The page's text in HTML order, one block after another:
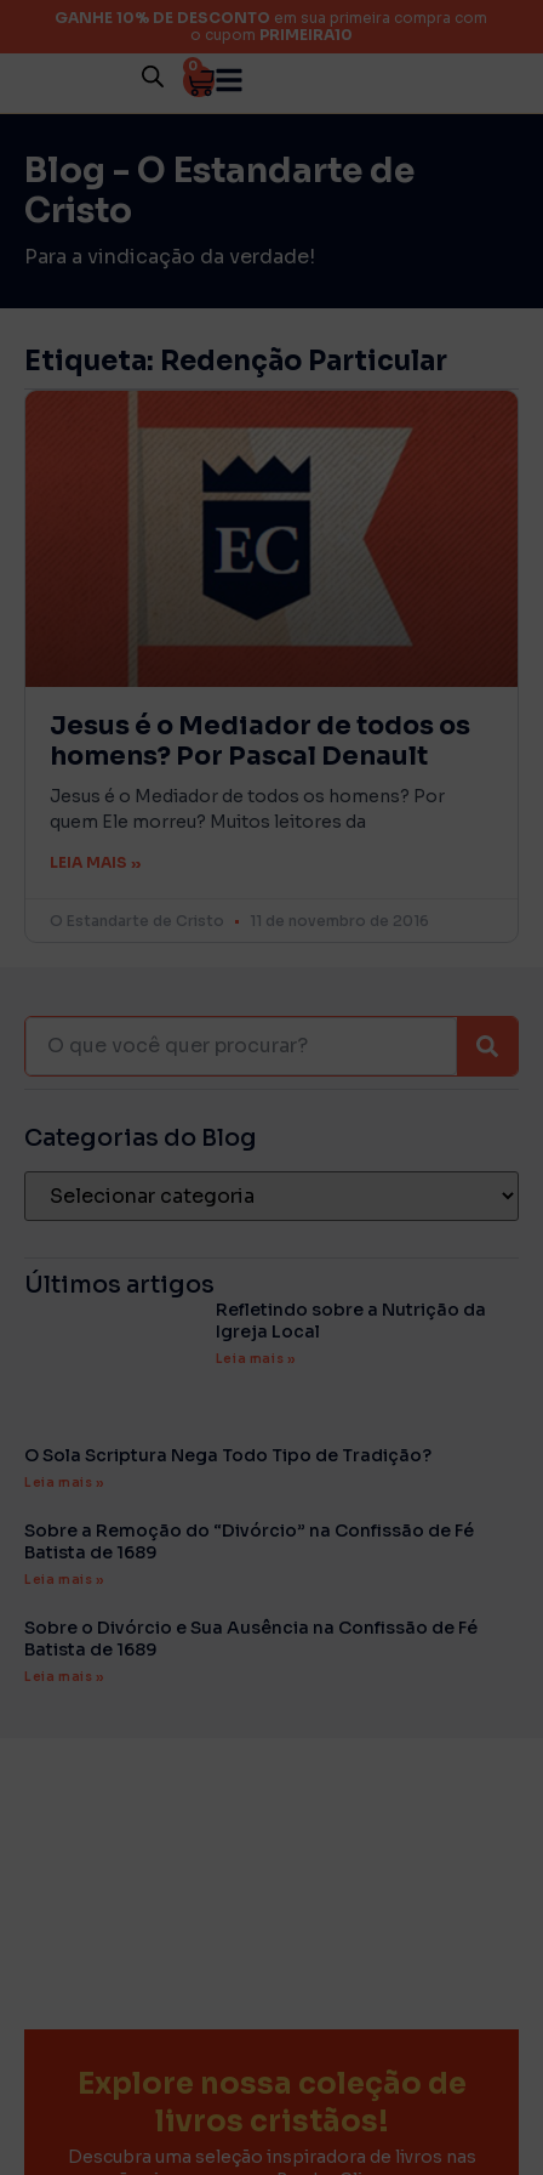
GANHE 10% DE DESCONTO em sua primeira compra com
o cupom PRIMEIRA10
0
Blog - O Estandarte de
Cristo
Para a vindicação da verdade!
Etiqueta: Redenção Particular
Jesus é o Mediador de todos os
homens? Por Pascal Denault
Jesus é o Mediador de todos os homens? Por
quem Ele morreu? Muitos leitores da
LEIA MAIS »
O Estandarte de Cristo 11 de novembro de 2016
Categorias do Blog
Últimos artigos
Refletindo sobre a Nutrição da
Igreja Local
Leia mais »
O Sola Scriptura Nega Todo Tipo de Tradição?
Leia mais »
Sobre a Remoção do “Divórcio” na Confissão de Fé
Batista de 1689
Leia mais »
Sobre o Divórcio e Sua Ausência na Confissão de Fé
Batista de 1689
Leia mais »
Explore nossa coleção de
livros cristãos!
Descubra uma seleção inspiradora de livros nas